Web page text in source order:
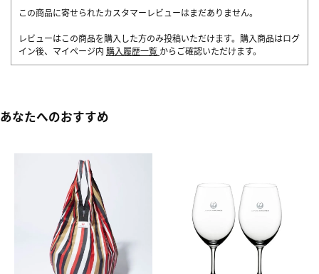
この商品に寄せられたカスタマーレビューはまだありません。
レビューはこの商品を購入した方のみ投稿いただけます。購入商品はログ
イン後、マイページ内 購入履歴一覧 からご確認いただけます。
あなたへのおすすめ